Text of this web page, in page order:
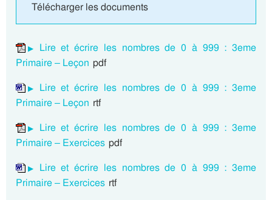
Télécharger les documents
Lire et écrire les nombres de 0 à 999 : 3eme
Primaire – Leçon pdf
Lire et écrire les nombres de 0 à 999 : 3eme
Primaire – Leçon rtf
Lire et écrire les nombres de 0 à 999 : 3eme
Primaire – Exercices pdf
Lire et écrire les nombres de 0 à 999 : 3eme
Primaire – Exercices rtf